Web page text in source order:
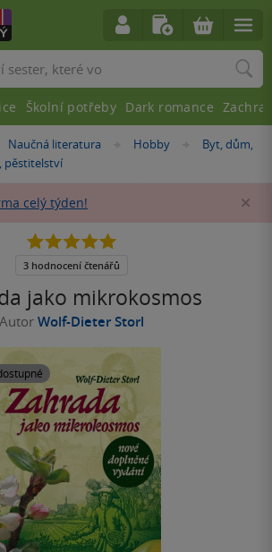
Naučná literatura »Hobby »
Byt, dům,
pěstitelství
celý týden!
jako mikrokosmos
Autor Wolf-Dieter Storl
5.0
5
3 hodnocení čtenářů
Školní potřeby Dark romance